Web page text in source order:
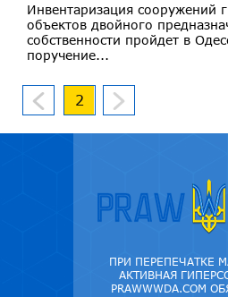
Инвентаризация сооружений
объектов двойного
собственности пройдет в
поручение...
2
ПРИ ПЕРЕПЕЧАТКЕ
АКТИВНАЯ
PRAWWWDA.COM